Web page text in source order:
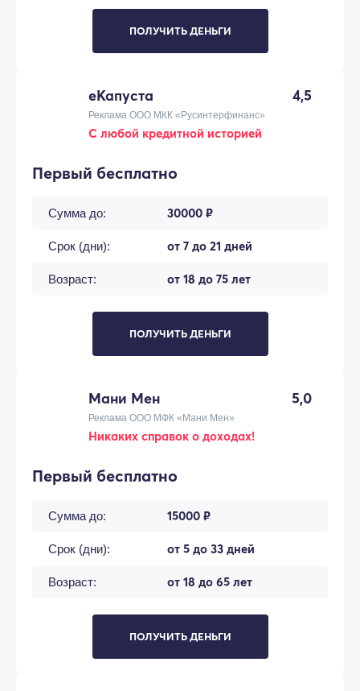
ПОЛУЧИТЬ ДЕНЬГИ
еКапуста 4,5
Реклама ООО МКК «Русинтерфинанс»
С любой кредитной историей
Первый бесплатно
Сумма до: 30000 ₽
Срок (дни): от 7 до 21 дней
Возраст: от 18 до 75 лет
ПОЛУЧИТЬ ДЕНЬГИ
Мани Мен 5,0
Реклама ООО МФК «Мани Мен»
Никаких справок о доходах!
Первый бесплатно
Сумма до: 15000 ₽
Срок (дни): от 5 до 33 дней
Возраст: от 18 до 65 лет
ПОЛУЧИТЬ ДЕНЬГИ